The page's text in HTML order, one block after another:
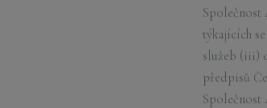
Společnost
týkajících
služeb (iii)
předpisů
Společnost